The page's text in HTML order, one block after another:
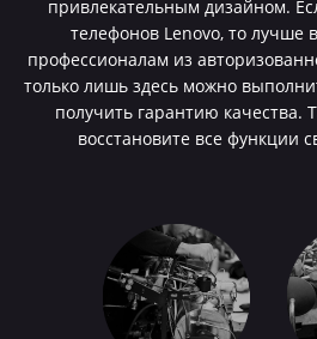
привлекательным дизайном.
телефонов Lenovo, то лучше
профессионалам из
только лишь здесь можно
получить гарантию качества.
восстановите все функции